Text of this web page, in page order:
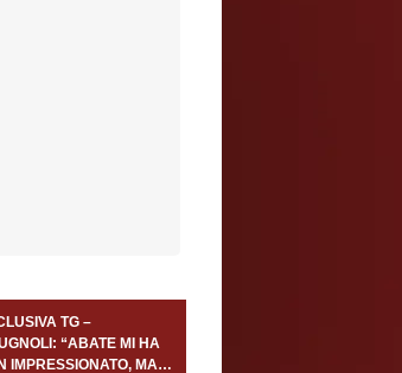
TG –
“ABATE MI HA
IMPRESSIONATO, MA